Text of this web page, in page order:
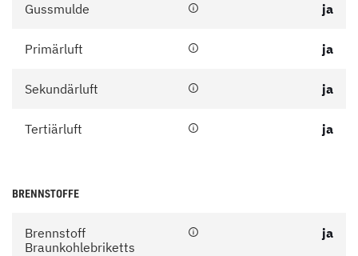
Gussmulde ja
Primärluft ja
Sekundärluft ja
Tertiärluft ja
BRENNSTOFFE
Brennstoff
Braunkohlebriketts
ja